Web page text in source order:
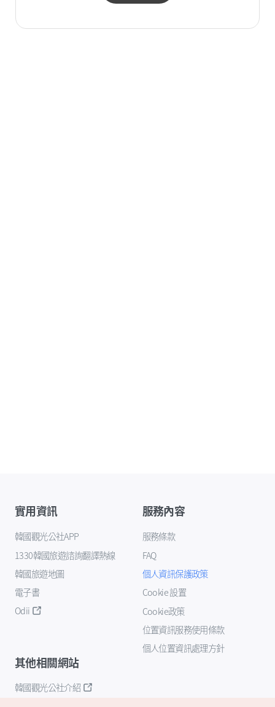
實用資訊
韓國觀光公社APP
1330韓國旅遊諮詢翻譯熱線
韓國旅遊地圖
電子書
Odii
服務內容
服務條款
FAQ
個人資訊保護政策
Cookie 設置
Cookie政策
位置資訊服務使用條款
個人位置資訊處理方針
其他相關網站
韓國觀光公社介紹